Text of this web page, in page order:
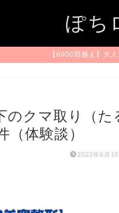
ぽち
【6000部越え】大
のクマ取り（た
体験談）
2022年6月10